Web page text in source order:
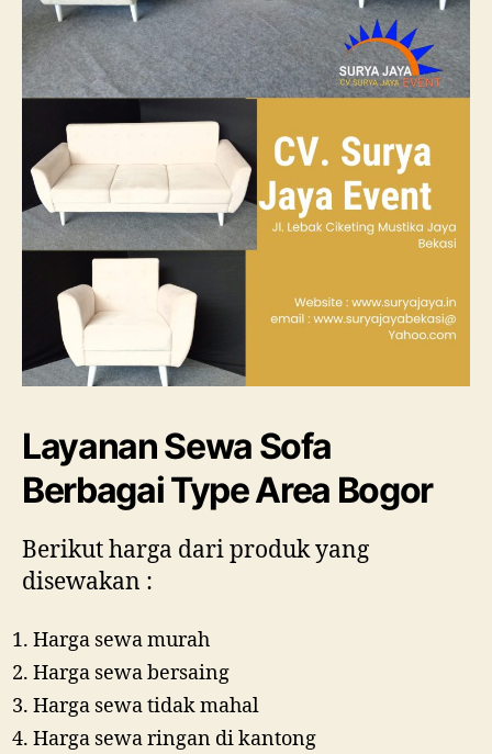
Layanan Sewa Sofa
Berbagai Type Area Bogor
Berikut harga dari produk yang
disewakan :
Harga sewa murah
Harga sewa bersaing
Harga sewa tidak mahal
Harga sewa ringan di kantong